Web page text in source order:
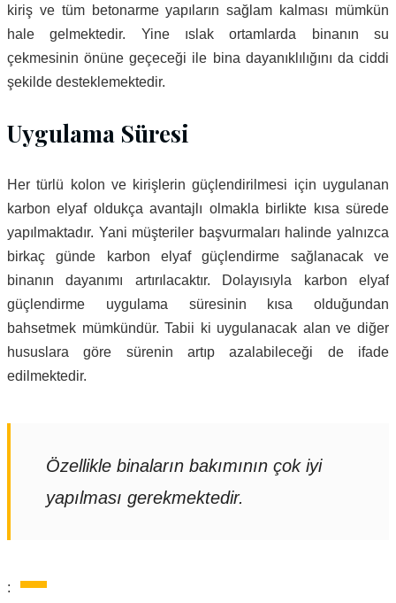
kiriş ve tüm betonarme yapıların sağlam kalması mümkün
hale gelmektedir. Yine ıslak ortamlarda binanın su
çekmesinin önüne geçeceği ile bina dayanıklılığını da ciddi
şekilde desteklemektedir.
Uygulama Süresi
Her türlü kolon ve kirişlerin güçlendirilmesi için uygulanan
karbon elyaf oldukça avantajlı olmakla birlikte kısa sürede
yapılmaktadır. Yani müşteriler başvurmaları halinde yalnızca
birkaç günde karbon elyaf güçlendirme sağlanacak ve
binanın dayanımı artırılacaktır. Dolayısıyla karbon elyaf
güçlendirme uygulama süresinin kısa olduğundan
bahsetmek mümkündür. Tabii ki uygulanacak alan ve diğer
hususlara göre sürenin artıp azalabileceği de ifade
edilmektedir.
Özellikle binaların bakımının çok iyi
yapılması gerekmektedir.
: